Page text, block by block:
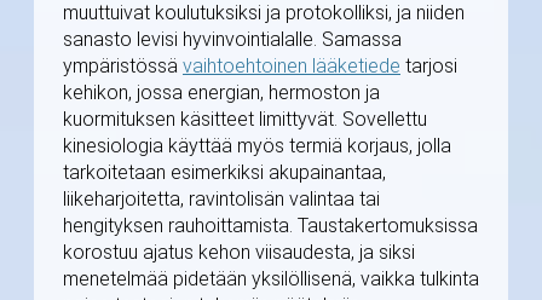
muuttuivat koulutuksiksi ja protokolliksi, ja niiden
sanasto levisi hyvinvointialalle. Samassa
ympäristössä vaihtoehtoinen lääketiede tarjosi
kehikon, jossa energian, hermoston ja
kuormituksen käsitteet limittyvät. Sovellettu
kinesiologia käyttää myös termiä korjaus, jolla
tarkoitetaan esimerkiksi akupainantaa,
liikeharjoitetta, ravintolisän valintaa tai
hengityksen rauhoittamista. Taustakertomuksissa
korostuu ajatus kehon viisaudesta, ja siksi
menetelmää pidetään yksilöllisenä, vaikka tulkinta